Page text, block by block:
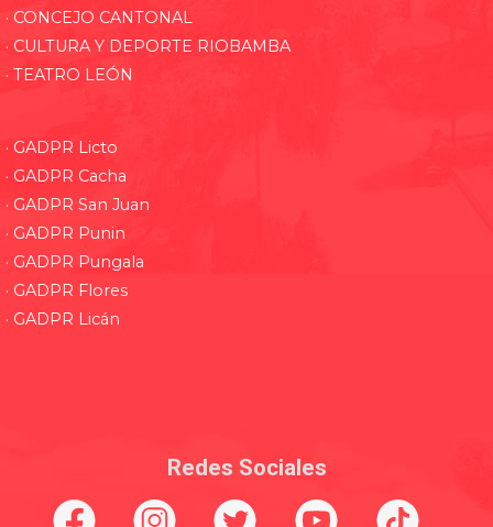
· CONCEJO CANTONAL
· CULTURA Y DEPORTE RIOBAMBA
· TEATRO LEÓN
· GADPR Licto
· GADPR Cacha
· GADPR San Juan
· GADPR Punin
· GADPR Pungala
· GADPR Flores
· GADPR Licán
Redes Sociales